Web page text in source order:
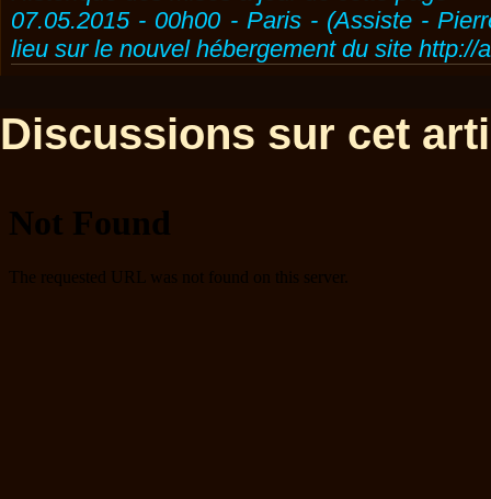
07.05.2015 - 00h00 - Paris - (Assiste -
lieu sur le nouvel hébergement du site http://
Discussions sur cet